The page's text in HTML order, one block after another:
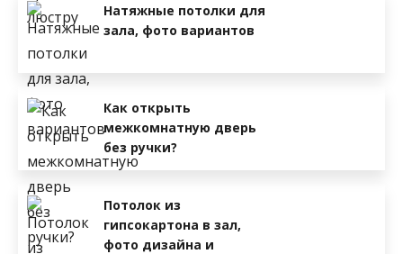
Натяжные потолки для
зала, фото вариантов
Как открыть
межкомнатную дверь
без ручки?
Потолок из
гипсокартона в зал,
фото дизайна и